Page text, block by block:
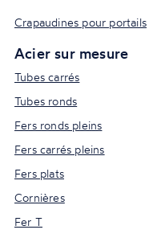
Crapaudines pour portails
Acier sur mesure
Tubes carrés
Tubes ronds
Fers ronds pleins
Fers carrés pleins
Fers plats
Cornières
Fer T